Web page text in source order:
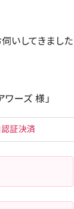
してきました
ーズ 様」
証決済